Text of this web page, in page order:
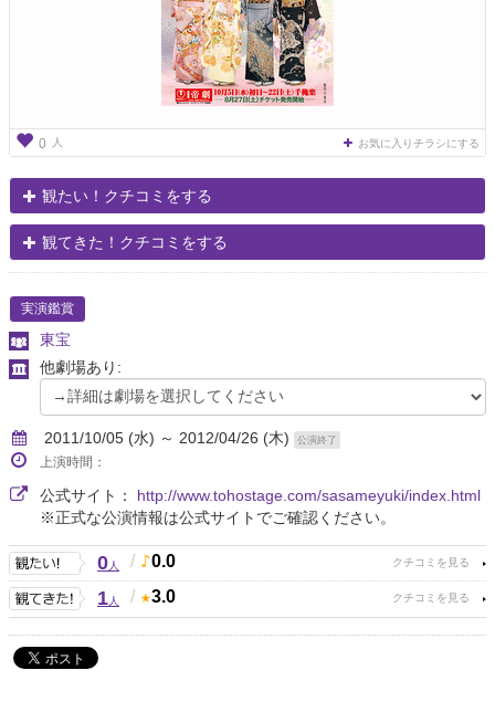
0 人 お気に入りチラシにする
観たい！クチコミをする
観てきた！クチコミをする
実演鑑賞
東宝
他劇場あり:
2011/10/05 (水) ～ 2012/04/26 (木) 公演終了
上演時間：
公式サイト： http://www.tohostage.com/sasameyuki/index.html
※正式な公演情報は公式サイトでご確認ください。
0人 / 0.0
1人 / 3.0